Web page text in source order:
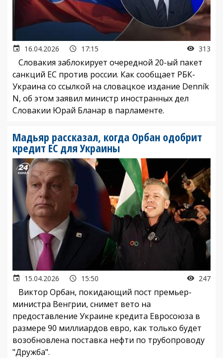
16.04.2026 17:15 313
Словакия заблокирует очередной 20-ый пакет
санкций ЕС против россии. Как сообщает РБК-
Украина со ссылкой на словацкое издание Denník
N, об этом заявил министр иностранных дел
Словакии Юрай Бланар в парламенте.
Мадьяр рассказал, когда Орбан одобрит
кредит ЕС для Украины
15.04.2026 15:50 247
Виктор Орбан, покидающий пост премьер-
министра Венгрии, снимет вето на
предоставление Украине кредита Евросоюза в
размере 90 миллиардов евро, как только будет
возобновлена поставка нефти по трубопроводу
"Дружба".